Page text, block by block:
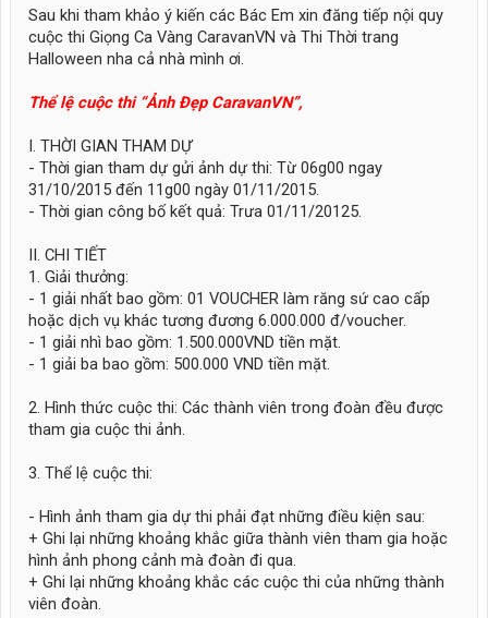
Sau khi tham khảo ý kiến các Bác Em xin đăng tiếp nội quy
cuộc thi Giọng Ca Vàng CaravanVN và Thi Thời trang
Halloween nha cả nhà mình ơi.
Thể lệ cuộc thi “Ảnh Đẹp CaravanVN”,
I. THỜI GIAN THAM DỰ
- Thời gian tham dự gửi ảnh dự thi: Từ 06g00 ngay
31/10/2015 đến 11g00 ngày 01/11/2015.
- Thời gian công bố kết quả: Trưa 01/11/20125.
II. CHI TIẾT
1. Giải thưởng:
- 1 giải nhất bao gồm: 01 VOUCHER làm răng sứ cao cấp
hoặc dịch vụ khác tương đương 6.000.000 đ/voucher.
- 1 giải nhì bao gồm: 1.500.000VND tiền mặt.
- 1 giải ba bao gồm: 500.000 VND tiền mặt.
2. Hình thức cuộc thi: Các thành viên trong đoàn đều được
tham gia cuộc thi ảnh.
3. Thể lệ cuộc thi:
- Hình ảnh tham gia dự thi phải đạt những điều kiện sau:
+ Ghi lại những khoảng khắc giữa thành viên tham gia hoặc
hình ảnh phong cảnh mà đoàn đi qua.
+ Ghi lại những khoảng khắc các cuộc thi của những thành
viên đoàn.